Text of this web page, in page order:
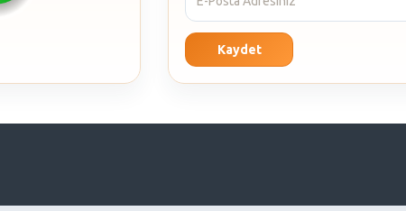
Kaydet